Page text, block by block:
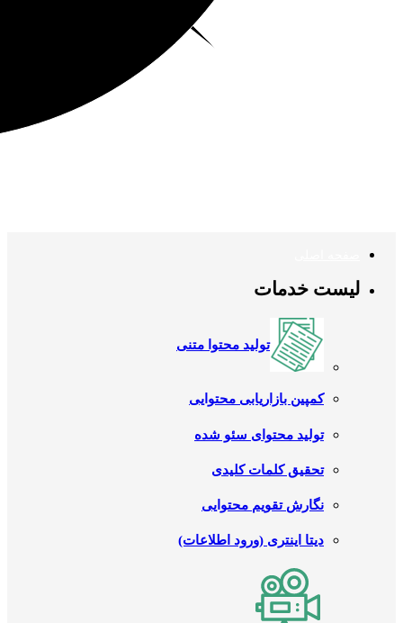
لیست خدمات
تولید محتوا متنی
کمپین بازاریابی محتوایی
تولید محتوای سئو شده
تحقیق کلمات کلیدی
نگارش تقویم محتوایی
دیتا اینتری (ورود اطلاعات)